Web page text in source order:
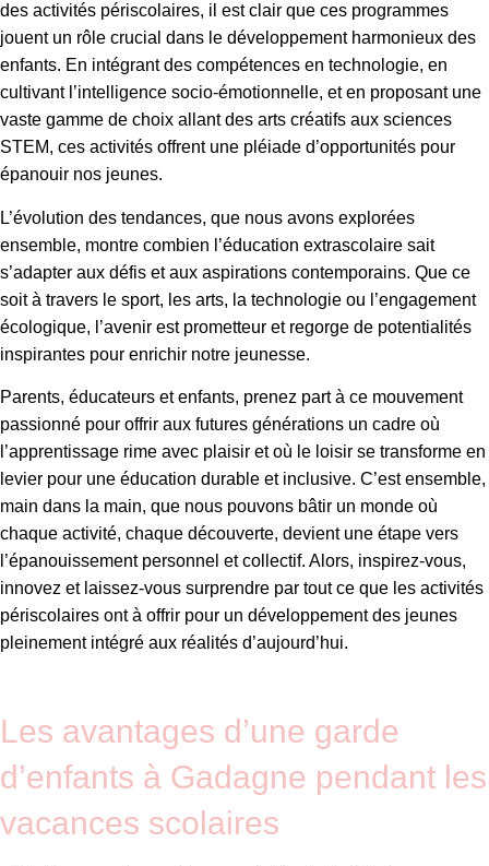
des activités périscolaires, il est clair que ces programmes
jouent un rôle crucial dans le développement harmonieux des
enfants. En intégrant des compétences en technologie, en
cultivant l’intelligence socio-émotionnelle, et en proposant une
vaste gamme de choix allant des arts créatifs aux sciences
STEM, ces activités offrent une pléiade d’opportunités pour
épanouir nos jeunes.
L’évolution des tendances, que nous avons explorées
ensemble, montre combien l’éducation extrascolaire sait
s’adapter aux défis et aux aspirations contemporains. Que ce
soit à travers le sport, les arts, la technologie ou l’engagement
écologique, l’avenir est prometteur et regorge de potentialités
inspirantes pour enrichir notre jeunesse.
Parents, éducateurs et enfants, prenez part à ce mouvement
passionné pour offrir aux futures générations un cadre où
l’apprentissage rime avec plaisir et où le loisir se transforme en
levier pour une éducation durable et inclusive. C’est ensemble,
main dans la main, que nous pouvons bâtir un monde où
chaque activité, chaque découverte, devient une étape vers
l’épanouissement personnel et collectif. Alors, inspirez-vous,
innovez et laissez-vous surprendre par tout ce que les activités
périscolaires ont à offrir pour un développement des jeunes
pleinement intégré aux réalités d’aujourd’hui.
Les avantages d’une garde
d’enfants à Gadagne pendant les
vacances scolaires